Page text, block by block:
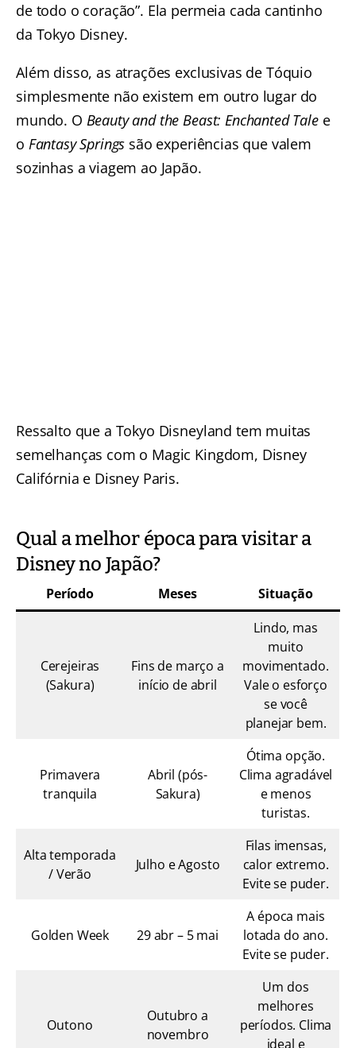
de todo o coração”. Ela permeia cada cantinho
da Tokyo Disney.
Além disso, as atrações exclusivas de Tóquio
simplesmente não existem em outro lugar do
mundo. O Beauty and the Beast: Enchanted Talee
o Fantasy Springs são experiências que valem
sozinhas a viagem ao Japão.
Ressalto que a Tokyo Disneyland tem muitas
semelhanças com o Magic Kingdom, Disney
Califórnia e Disney Paris.
Qual a melhor época para visitar a
Disney no Japão?
Período Meses Situação
Cerejeiras
(Sakura)
Fins de março a
início de abril
Lindo, mas
muito
movimentado.
Vale o esforço
se você
planejar bem.
Primavera
tranquila
Abril (pós-
Sakura)
Ótima opção.
Clima agradável
e menos
turistas.
Alta temporada
/ Verão
Julho e Agosto
Filas imensas,
calor extremo.
Evite se puder.
Golden Week 29 abr – 5 mai
A época mais
lotada do ano.
Evite se puder.
Outono
Outubro a
novembro
Um dos
melhores
períodos. Clima
ideal e